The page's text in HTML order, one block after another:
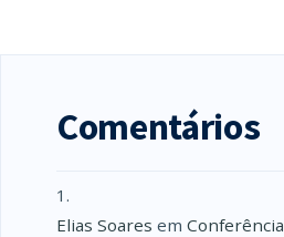
Comentários
Elias Soares em